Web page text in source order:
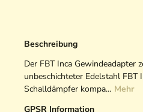
Beschreibung
Der FBT Inca Gewindeadapter
unbeschichteter Edelstahl FBT
Schalldämpfer kompa… Mehr
GPSR Information